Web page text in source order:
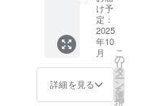
るもの
以外）
【リ
ターン
につい
1,000
円、
芸家の
マル
ティン
さんが
作成さ
れた丸
い形の
「縁結
け予
定：
2025
年10
月
詳細を見る
こ
の
リ
タ
ー
ン
を
選
択